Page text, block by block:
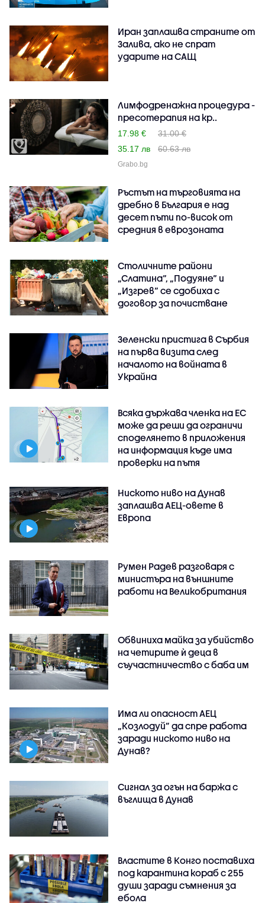
Иран заплашва страните от
Залива, ако не спрат
ударите на САЩ
Лимфодренажна процедура -
пресотерапия на кр..
17.98 €
31.00 €
35.17 лв
60.63 лв
Grabo.bg
Ръстът на търговията на
дребно в България е над
десет пъти по-висок от
средния в еврозоната
Столичните райони
„Слатина“, „Подуяне“ и
„Изгрев“ се сдобиха с
договор за почистване
Зеленски пристига в Сърбия
на първа визита след
началото на войната в
Украйна
Всяка държава членка на ЕС
може да реши да ограничи
споделянето в приложения
на информация къде има
проверки на пътя
Ниското ниво на Дунав
заплашва АЕЦ-овете в
Европа
Румен Радев разговаря с
министъра на външните
работи на Великобритания
Обвиниха майка за убийство
на четирите ѝ деца в
съучастничество с баба им
Има ли опасност АЕЦ
„Козлодуй” да спре работа
заради ниското ниво на
Дунав?
Сигнал за огън на баржа с
въглища в Дунав
Властите в Конго поставиха
под карантина кораб с 255
души заради съмнения за
ебола